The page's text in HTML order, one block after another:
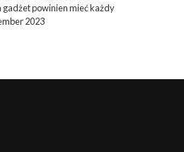
gadżet powinien mieć każdy
2023